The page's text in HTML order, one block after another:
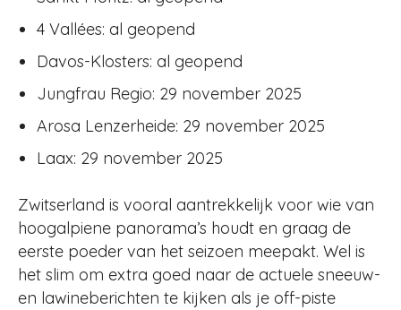
4 Vallées: al geopend
Davos-Klosters: al geopend
Jungfrau Regio: 29 november 2025
Arosa Lenzerheide: 29 november 2025
Laax: 29 november 2025
Zwitserland is vooral aantrekkelijk voor wie van
hoogalpiene panorama’s houdt en graag de
eerste poeder van het seizoen meepakt. Wel is
het slim om extra goed naar de actuele sneeuw-
en lawineberichten te kijken als je off-piste